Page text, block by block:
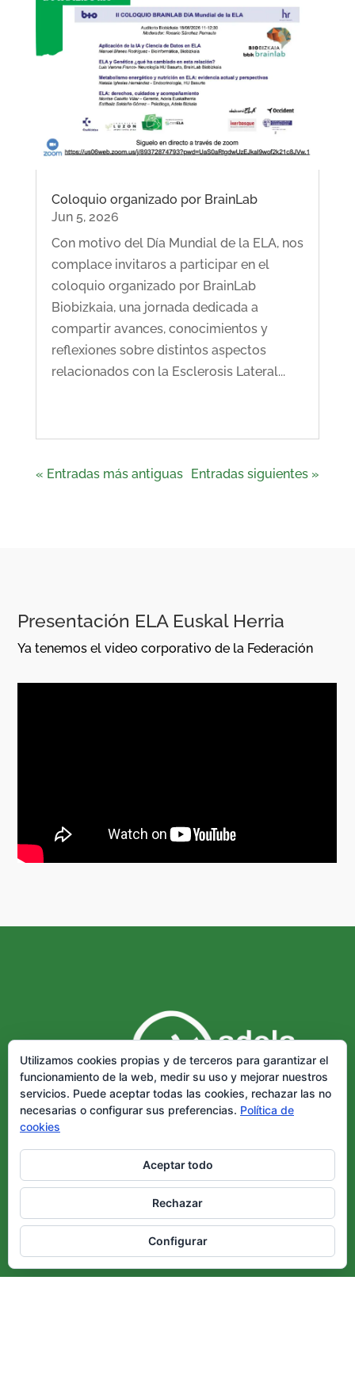
Coloquio organizado por BrainLab
Jun 5, 2026
Con motivo del Día Mundial de la ELA, nos
complace invitaros a participar en el
coloquio organizado por BrainLab
Biobizkaia, una jornada dedicada a
compartir avances, conocimientos y
reflexiones sobre distintos aspectos
relacionados con la Esclerosis Lateral...
« Entradas más antiguas Entradas siguientes »
Presentación ELA Euskal Herria
Ya tenemos el video corporativo de la Federación
ADELA EH
Utilizamos cookies propias y de terceros para garantizar el
funcionamiento de la web, medir su uso y mejorar nuestros
servicios. Puede aceptar todas las cookies, rechazar las no
necesarias o configurar sus preferencias. Política de
cookies
Aceptar todo
Rechazar
Configurar